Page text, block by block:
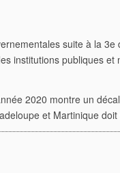
suite à la 3e
institutions publiques et
2020 montre un
et Martinique doit